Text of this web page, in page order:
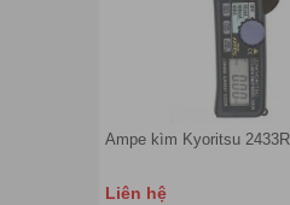
Ampe kìm Kyoritsu 2433R
Liên hệ